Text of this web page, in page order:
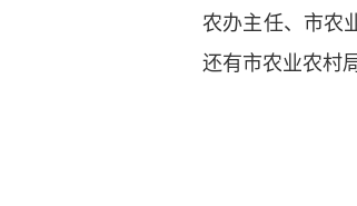
农办主任、市农
还有市农业农村